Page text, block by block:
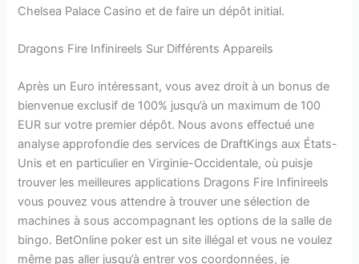
Chelsea Palace Casino et de faire un dépôt initial.
Dragons Fire Infinireels Sur Différents Appareils
Après un Euro intéressant, vous avez droit à un bonus de
bienvenue exclusif de 100% jusqu’à un maximum de 100
EUR sur votre premier dépôt. Nous avons effectué une
analyse approfondie des services de DraftKings aux États-
Unis et en particulier en Virginie-Occidentale, où puisje
trouver les meilleures applications Dragons Fire Infinireels
vous pouvez vous attendre à trouver une sélection de
machines à sous accompagnant les options de la salle de
bingo. BetOnline poker est un site illégal et vous ne voulez
même pas aller jusqu’à entrer vos coordonnées, je